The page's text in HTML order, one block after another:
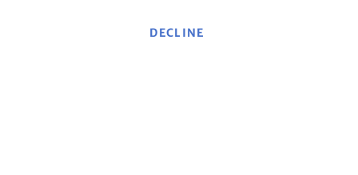
DECLINE